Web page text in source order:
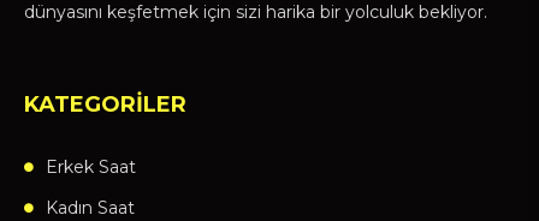
dünyasını keşfetmek için sizi harika bir yolculuk bekliyor.
KATEGORİLER
Erkek Saat
Kadın Saat